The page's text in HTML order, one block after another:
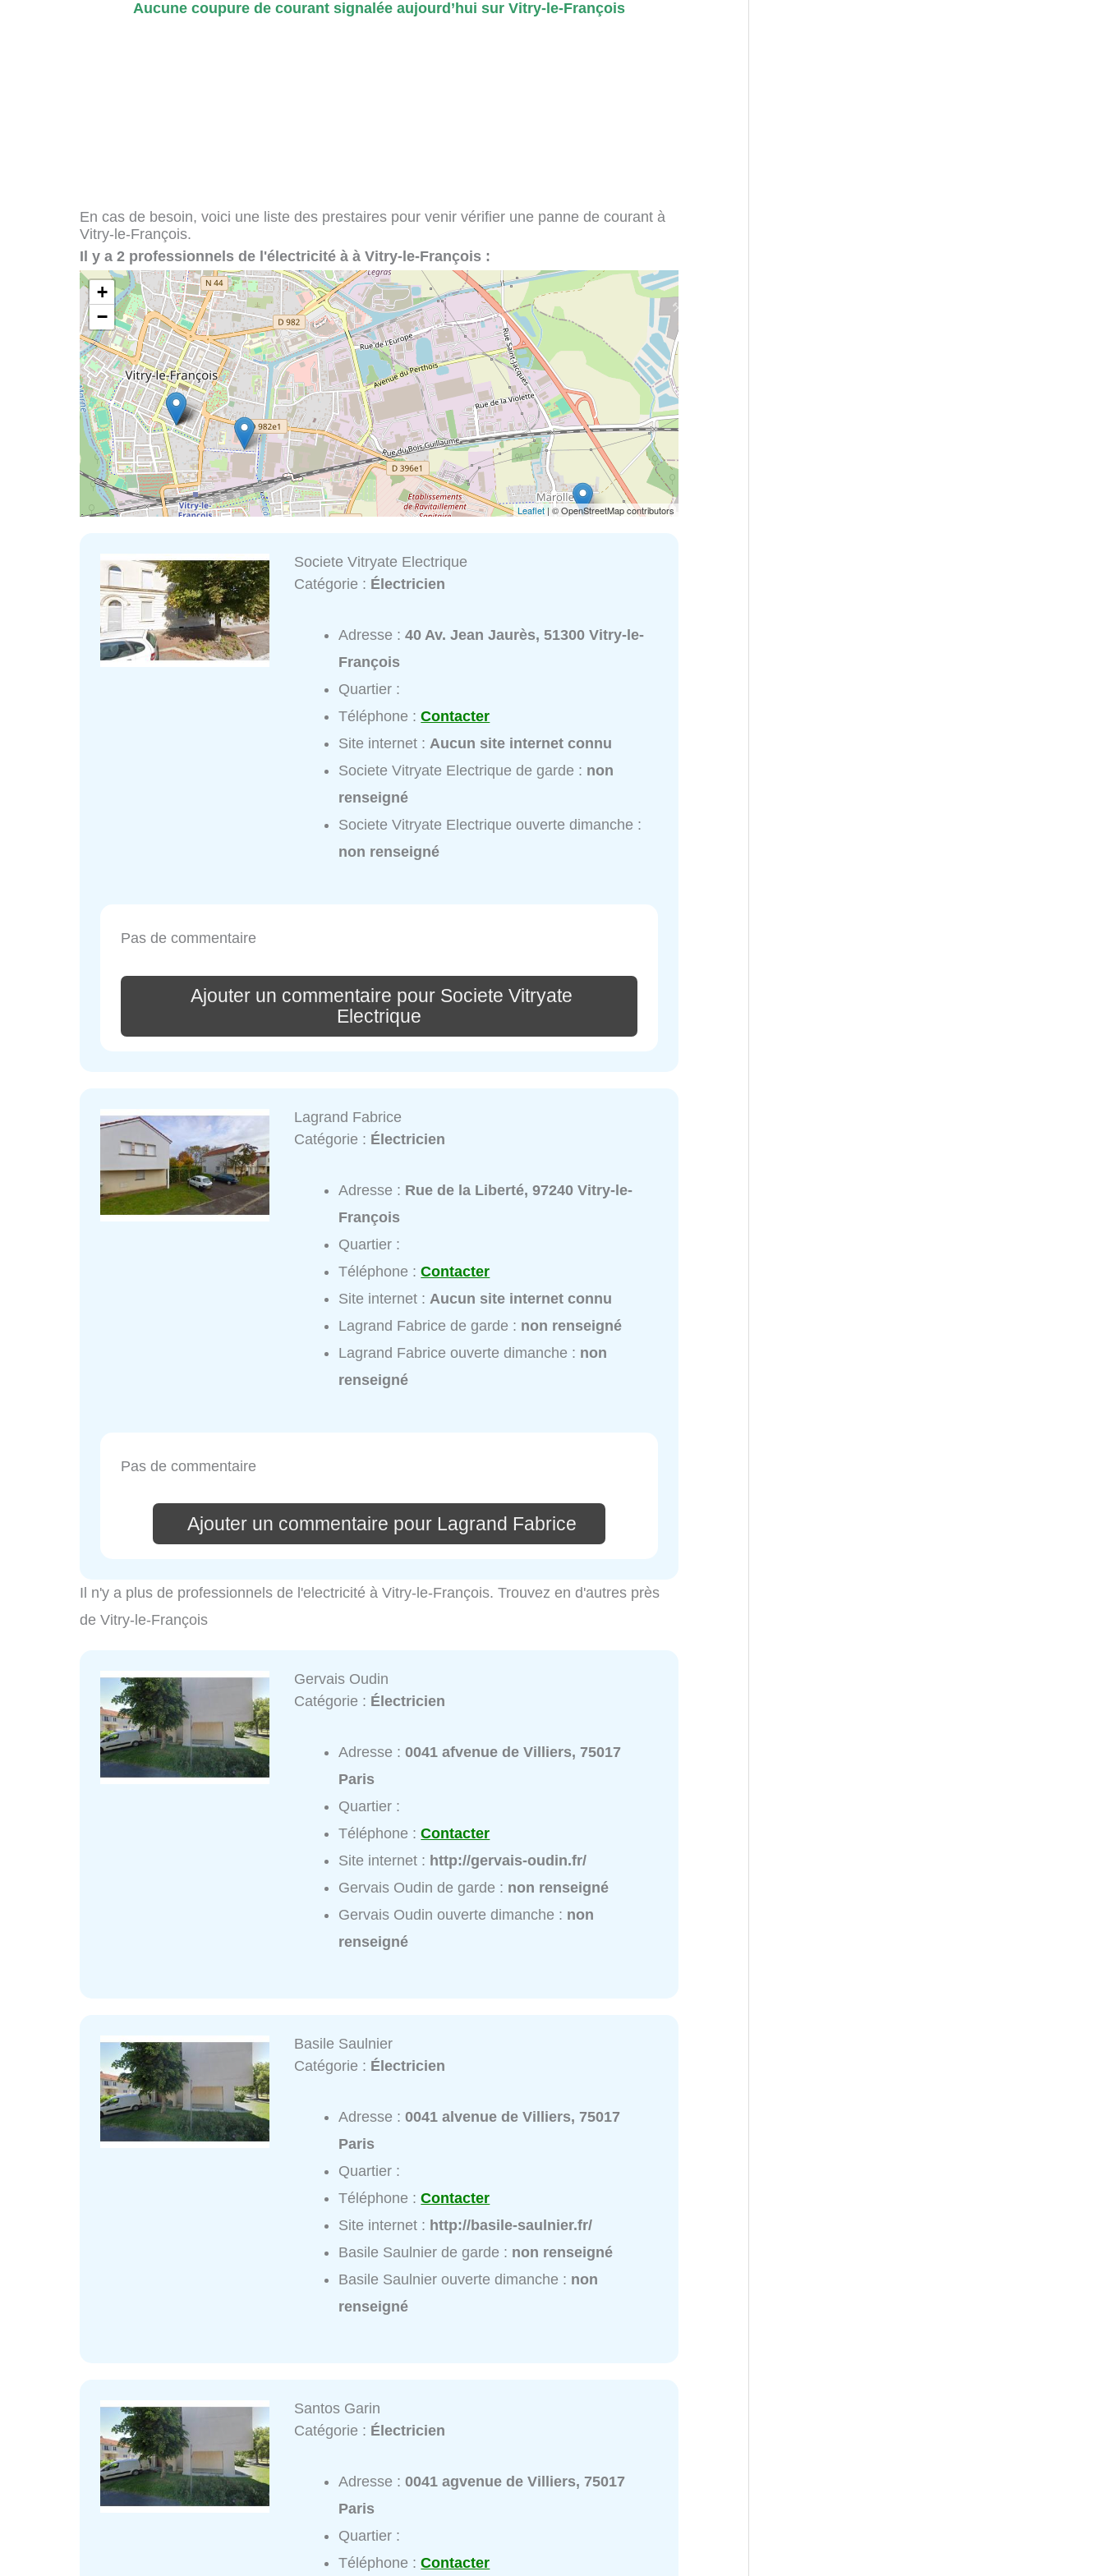
Aucune coupure de courant signalée aujourd’hui sur Vitry-le-François
En cas de besoin, voici une liste des prestaires pour venir vérifier une panne de courant à
Vitry-le-François.
Il y a 2 professionnels de l'électricité à à Vitry-le-François :
+
−
Leaflet| © OpenStreetMap contributors
Societe Vitryate Electrique
Catégorie : Électricien
Adresse :40 Av. Jean Jaurès, 51300 Vitry-le-
François
Quartier :
Téléphone :Contacter
Site internet : Aucun site internet connu
Societe Vitryate Electrique de garde : non
renseigné
Societe Vitryate Electrique ouverte dimanche :
non renseigné
Pas de commentaire
Ajouter un commentaire pour Societe Vitryate
Electrique
Lagrand Fabrice
Catégorie : Électricien
Adresse : Rue de la Liberté, 97240 Vitry-le-
François
Quartier :
Téléphone :Contacter
Site internet : Aucun site internet connu
Lagrand Fabrice de garde : non renseigné
Lagrand Fabrice ouverte dimanche : non
renseigné
Pas de commentaire
Ajouter un commentaire pour Lagrand Fabrice
Il n'y a plus de professionnels de l'electricité à Vitry-le-François. Trouvez en d'autres près
de Vitry-le-François
Gervais Oudin
Catégorie : Électricien
Adresse :0041 afvenue de Villiers, 75017
Paris
Quartier :
Téléphone :Contacter
Site internet : http://gervais-oudin.fr/
Gervais Oudin de garde : non renseigné
Gervais Oudin ouverte dimanche : non
renseigné
Basile Saulnier
Catégorie : Électricien
Adresse :0041 alvenue de Villiers, 75017
Paris
Quartier :
Téléphone :Contacter
Site internet : http://basile-saulnier.fr/
Basile Saulnier de garde : non renseigné
Basile Saulnier ouverte dimanche : non
renseigné
Santos Garin
Catégorie : Électricien
Adresse :0041 agvenue de Villiers, 75017
Paris
Quartier :
Téléphone :Contacter